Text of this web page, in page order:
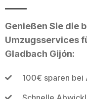
Genießen Sie die
Umzugsservices
Gladbach Gijón:
100€ sparen bei